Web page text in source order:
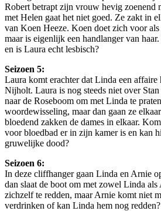
Robert betrapt zijn vrouw hevig zoenend
met Helen gaat het niet goed. Ze zakt in
van Koen Heeze. Koen doet zich voor
maar is eigenlijk een handlanger van
en is Laura echt lesbisch?
Seizoen 5:
Laura komt erachter dat Linda een affaire
Nijholt. Laura is nog steeds niet over
naar de Roseboom om met Linda te
woordewisseling, maar dan gaan ze
bloedend zakken de dames in elkaar.
voor bloedbad er in zijn kamer is en kan
gruwelijke dood?
Seizoen 6:
In deze cliffhanger gaan Linda en Arnie
dan slaat de boot om met zowel Linda
zichzelf te redden, maar Arnie komt niet
verdrinken of kan Linda hem nog redden?